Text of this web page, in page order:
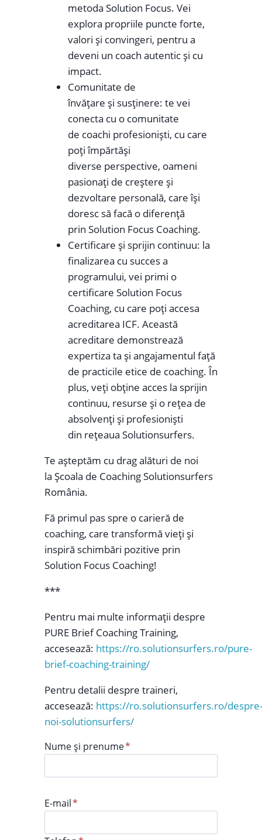
metoda Solution Focus. Vei
explora propriile puncte forte,
valori și convingeri, pentru a
deveni un coach autentic și cu
impact.
Comunitate de
învățare și susținere: te vei
conecta cu o comunitate
de coachi profesioniști, cu care
poți împărtăși
diverse perspective, oameni
pasionați de creștere și
dezvoltare personală, care își
doresc să facă o diferență
prin Solution Focus Coaching.
Certificare și sprijin continuu: la
finalizarea cu succes a
programului, vei primi o
certificare Solution Focus
Coaching, cu care poți accesa
acreditarea ICF. Această
acreditare demonstrează
expertiza ta și angajamentul față
de practicile etice de coaching. În
plus, veți obține acces la sprijin
continuu, resurse și o rețea de
absolvenți și profesioniști
din rețeaua Solutionsurfers.
Te așteptăm cu drag alături de noi
la Școala de Coaching Solutionsurfers
România.
Fă primul pas spre o carieră de
coaching, care transformă vieți și
inspiră schimbări pozitive prin
Solution Focus Coaching!
***
Pentru mai multe informații despre
PURE Brief Coaching Training,
accesează: https://ro.solutionsurfers.ro/pure-
brief-coaching-training/
Pentru detalii despre traineri,
accesează: https://ro.solutionsurfers.ro/despre-
noi-solutionsurfers/
Nume și prenume*
E-mail*